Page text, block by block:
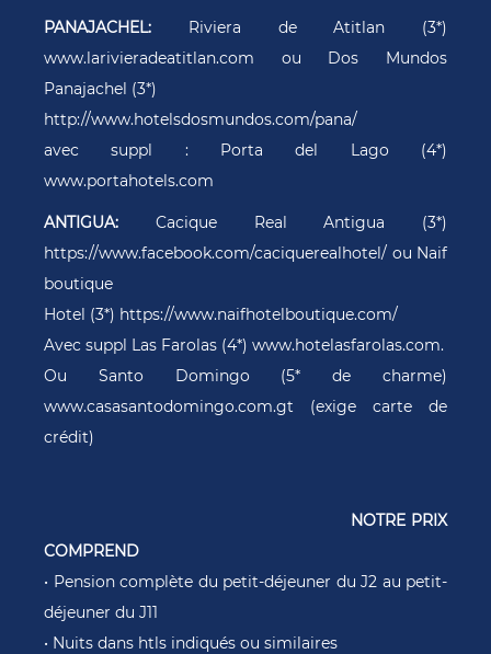
PANAJACHEL: Riviera de Atitlan (3*)
www.larivieradeatitlan.com ou Dos Mundos
Panajachel (3*)
http://www.hotelsdosmundos.com/pana/
avec suppl : Porta del Lago (4*)
www.portahotels.com
ANTIGUA: Cacique Real Antigua (3*)
https://www.facebook.com/caciquerealhotel/ ou Naif
boutique
Hotel (3*) https://www.naifhotelboutique.com/
Avec suppl Las Farolas (4*) www.hotelasfarolas.com.
Ou Santo Domingo (5* de charme)
www.casasantodomingo.com.gt (exige carte de
crédit)
NOTRE PRIX
COMPREND
• Pension complète du petit-déjeuner du J2 au petit-
déjeuner du J11
• Nuits dans htls indiqués ou similaires